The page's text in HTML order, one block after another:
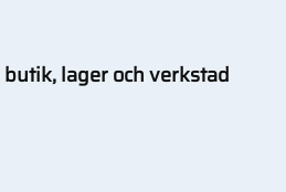
lager och verkstad